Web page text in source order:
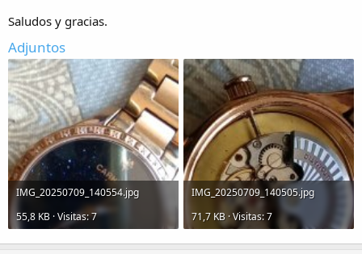
a
Saludos y gracias.
Adjuntos
IMG_20250709_140554.jpg
55,8 KB · Visitas: 7
IMG_20250709_140505.jpg
71,7 KB · Visitas: 7